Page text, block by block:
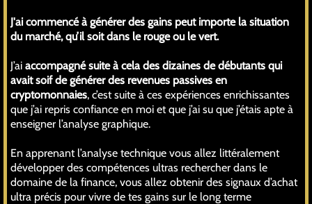
J'ai commencé à générer des gains peut importe la situation
du marché, qu’il soit dans le rouge ou le vert.
J’ai accompagné suite à cela des dizaines de débutants qui
avait soif de générer des revenues passives en
cryptomonnaies, c’est suite à ces expériences enrichissantes
que j’ai repris confiance en moi et que j’ai su que j’étais apte à
enseigner l’analyse graphique.
En apprenant l’analyse technique vous allez littéralement
développer des compétences ultras rechercher dans le
domaine de la finance, vous allez obtenir des signaux d’achat
ultra précis pour vivre de tes gains sur le long terme